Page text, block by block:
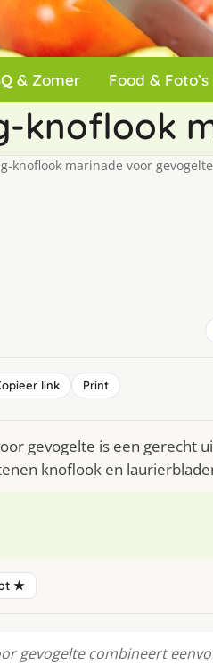
& Zomer Food & Foto’s
knoflook
knoflook marinade voor gevogelte
link Print
gevogelte is een gerecht
knoflook en
★
gevogelte combineert